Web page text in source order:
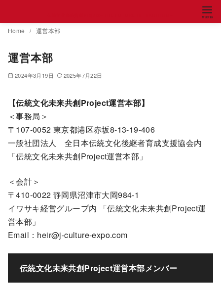
Home 運営本部
運営本部
2024年3月19日 2025年7月22日
【伝統文化未来共創Project運営本部】
＜事務局＞
〒107-0052 東京都港区赤坂8-13-19-406
一般社団法人 全日本伝統文化後継者育成支援協会内
「伝統文化未来共創Project運営本部」
＜会計＞
〒410-0022 静岡県沼津市大岡984-1
イワサキ経営グループ内 「伝統文化未来共創Project運
営本部」
Email：heir@j-culture-expo.com
伝統文化未来共創Project運営本部メンバー